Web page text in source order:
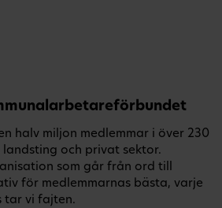
halv miljon medlemmar i över 230
landsting och privat sektor.
som går från ord till
för medlemmarnas bästa, varje
tar vi fajten.